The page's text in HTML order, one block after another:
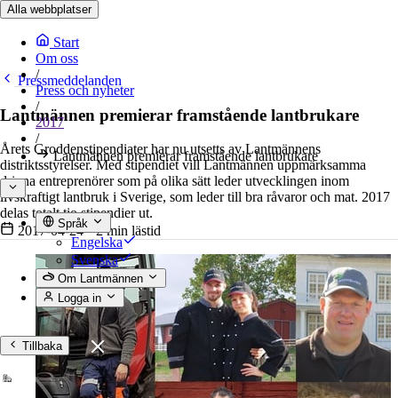
Alla webbplatser
Start
Om oss
/
Press och nyheter
/
2017
/
Lantmännen premierar framstående lantbrukare
Språk
Engelska
Svenska
Om Lantmännen
Logga in
Tillbaka
Pressmeddelanden
Lantmännen premierar framstående lantbrukare
Årets Groddenstipendiater har nu utsetts av Lantmännens
distriktsstyrelser. Med stipendiet vill Lantmännen uppmärksamma
drivna entreprenörer som på olika sätt leder utvecklingen inom
livskraftigt lantbruk i Sverige, som leder till bra råvaror och mat. 2017
delas totalt tio stipendier ut.
2017-04-24• 2 min lästid